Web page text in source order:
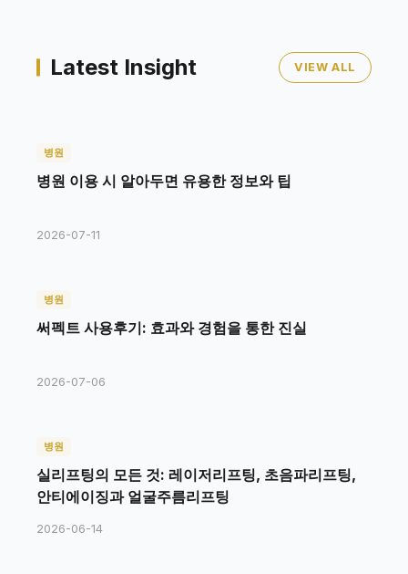
Latest Insight VIEW ALL
병원
병원 이용 시 알아두면 유용한 정보와 팁
2026-07-11
병원
써펙트 사용후기: 효과와 경험을 통한 진실
2026-07-06
병원
실리프팅의 모든 것: 레이저리프팅, 초음파리프팅,
안티에이징과 얼굴주름리프팅
2026-06-14